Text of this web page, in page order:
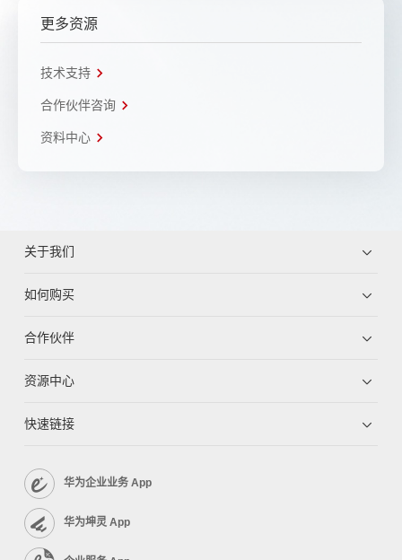
更多资源
技术支持
合作伙伴咨询
资料中心
关于我们
如何购买
合作伙伴
资源中心
快速链接
华为企业业务 App
华为坤灵 App